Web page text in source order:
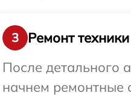
3
Ремонт техники
После детального
начнем ремонтные